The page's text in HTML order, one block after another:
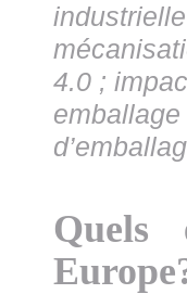
4.0 ;
Quels